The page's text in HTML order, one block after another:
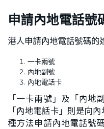
申請內地電話號
港人申請內地電話號碼的
一卡兩號
內地副號
內地電話卡
「一卡兩號」及「內地
「內地電話卡」則是向
種方法申請內地電話號